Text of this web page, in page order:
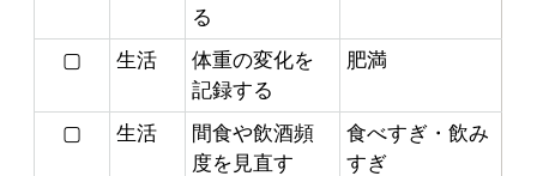
る
▢ 生活
体重の変化を
記録する
肥満
▢ 生活
間食や飲酒頻
度を見直す
食べすぎ・飲み
すぎ